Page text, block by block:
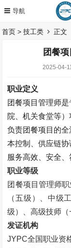
首页 >技工类 正文
团餐
2025-04-
职业定义
团餐项目管理师
院、机关食堂等
负责团餐项目的
本控制、供应链
服务高效、安全
职业等级
团餐项目管理师
（五级）、中级
级）、高级技师（
发证机构
JYPC全国职业资